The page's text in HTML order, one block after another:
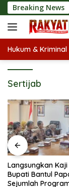
Langsung
ke
konten
Breaking News
Barut
Hukum & Kriminal
Sertijab
Langsungkan Kaji
Bupati Bantul
Sejumlah